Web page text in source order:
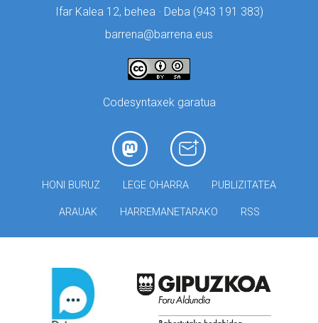
Ifar Kalea 12, behea · Deba (943 191 383)
barrena@barrena.eus
Codesyntaxek garatua
HONI BURUZ LEGE OHARRA PUBLIZITATEA
ARAUAK HARREMANETARAKO RSS